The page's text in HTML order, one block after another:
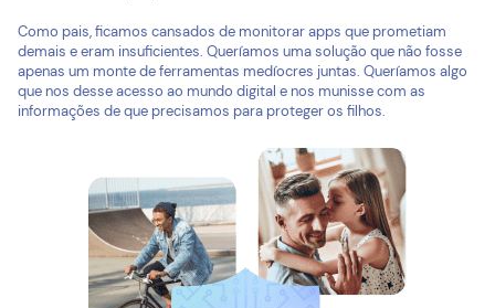
Como pais, ficamos cansados de monitorar apps que prometiam
demais e eram insuficientes. Queríamos uma solução que não fosse
apenas um monte de ferramentas medíocres juntas. Queríamos algo
que nos desse acesso ao mundo digital e nos munisse com as
informações de que precisamos para proteger os filhos.